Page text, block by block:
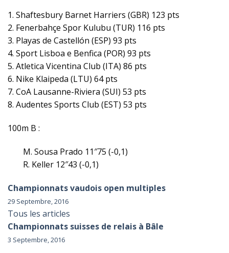
1. Shaftesbury Barnet Harriers (GBR) 123 pts
2. Fenerbahçe Spor Kulubu (TUR) 116 pts
3. Playas de Castellón (ESP) 93 pts
4. Sport Lisboa e Benfica (POR) 93 pts
5. Atletica Vicentina Club (ITA) 86 pts
6. Nike Klaipeda (LTU) 64 pts
7. CoA Lausanne-Riviera (SUI) 53 pts
8. Audentes Sports Club (EST) 53 pts
100m B :
M. Sousa Prado 11″75 (-0,1)
R. Keller 12″43 (-0,1)
Championnats vaudois open multiples
29 Septembre, 2016
Tous les articles
Championnats suisses de relais à Bâle
3 Septembre, 2016